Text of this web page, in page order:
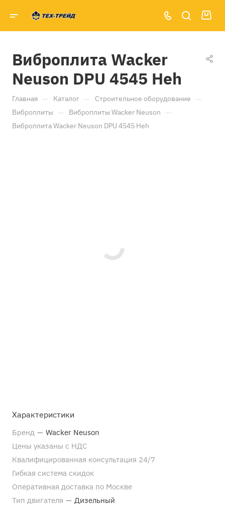
Виброплита Wacker
Neuson DPU 4545 Heh
Главная — Каталог — Строительное оборудование —
Виброплиты — Виброплиты Wacker Neuson —
Виброплита Wacker Neuson DPU 4545 Heh
Характеристики
Бренд — Wacker Neuson
Цены указаны с НДС
Квалифицированная консультация 24/7
Гибкая система скидок
Оперативная доставка по Москве
Тип двигателя — Дизельный